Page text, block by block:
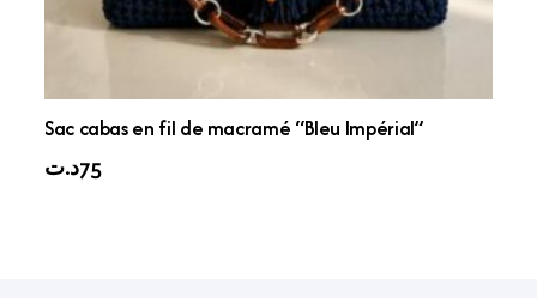
Sac cabas en fil de macramé “Bleu Impérial”
75د.ت